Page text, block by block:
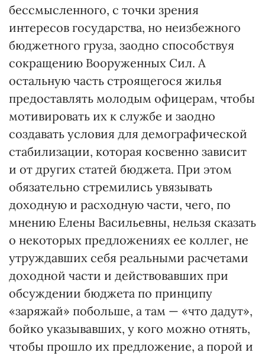
бессмысленного, с точки зрения
интересов государства, но неизбежного
бюджетного груза, заодно способствуя
сокращению Вооруженных Сил. А
остальную часть строящегося жилья
предоставлять молодым офицерам, чтобы
мотивировать их к службе и заодно
создавать условия для демографической
стабилизации, которая косвенно зависит
и от других статей бюджета. При этом
обязательно стремились увязывать
доходную и расходную части, чего, по
мнению Елены Васильевны, нельзя сказать
о некоторых предложениях ее коллег, не
утруждавших себя реальными расчетами
доходной части и действовавших при
обсуждении бюджета по принципу
«заряжай» побольше, а там — «что дадут»,
бойко указывавших, у кого можно отнять,
чтобы прошло их предложение, а порой и